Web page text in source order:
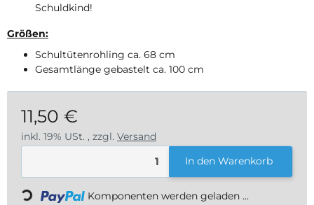
Schuldkind!
Größen:
Schultütenrohling ca. 68 cm
Gesamtlänge gebastelt ca. 100 cm
11,50 €
inkl. 19% USt. , zzgl. Versand
In den Warenkorb
Loading... Komponenten werden geladen ...